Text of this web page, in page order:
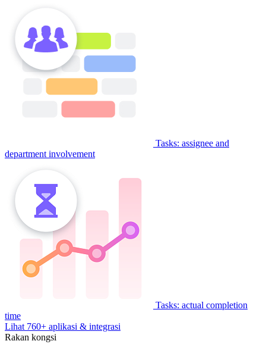
Tasks: assignee and
department involvement
Tasks: actual completion
time
Lihat 760+ aplikasi & integrasi
Rakan kongsi